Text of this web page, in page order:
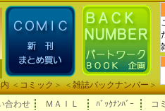
＜コミック＞ ＜雑誌バックナンバー＞
合わせ ＭＡＩＬ ﾊﾞｯｸﾅﾝﾊﾞｰ コ